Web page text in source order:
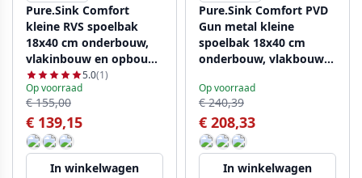
Pure.Sink Comfort
kleine RVS spoelbak
18x40 cm onderbouw,
vlakinbouw en opbouw
PCM1840-02
5.0(1)
Op voorraad
€ 155,00
€ 139,15
In winkelwagen
Pure.Sink Comfort PVD
Gun metal kleine
spoelbak 18x40 cm
onderbouw, vlakbouw
Op voorraad
€ 240,39
€ 208,33
In winkelwagen